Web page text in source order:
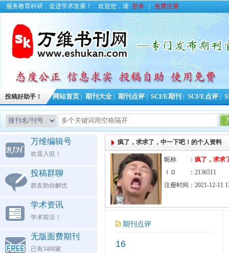
服务教育科研，促进学术发展！ 欢迎您，请 登录 免费注册
投稿好助手！ 网站首页 期刊大全 期刊点评 SCI/E期刊 SCI/E点评
万维编辑号
欢迎入驻！
投稿群聊
群友助你解忧
学术资讯
学术前沿！
无版面费期刊
已有3488家
疯了，求求了，中一下吧！的个人资料
昵称 ： 疯了，求求
ＩＤ ：2136511
注册时间：2021-12-11
期刊点评
16